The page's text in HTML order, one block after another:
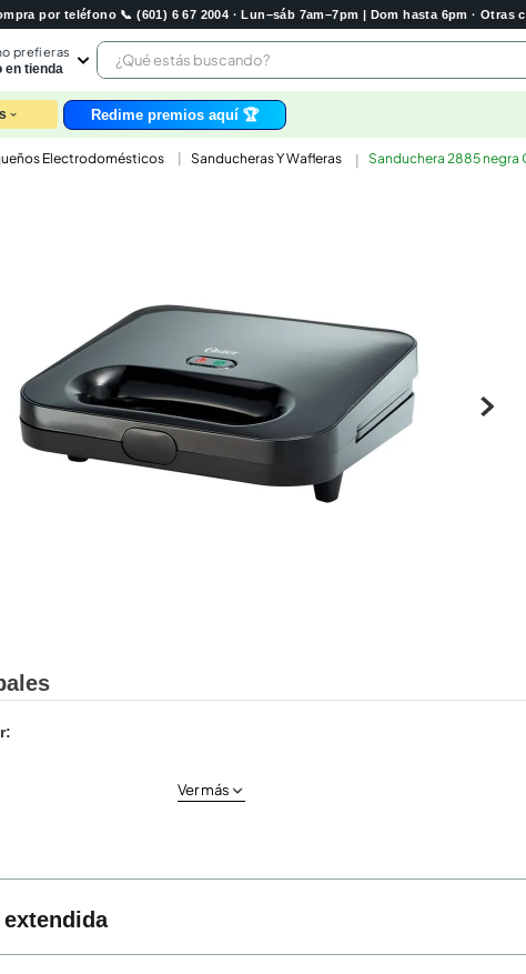
por teléfono 📞 (601) 6 67 2004 · Lun–sáb 7am–7pm | Dom hasta 6pm · Otras
prefieras
en tienda
¿Qué estás buscando?
leche
huevos
queso
carne
Redime premios aquí 🏆
Electrodomésticos Sanducheras Y Wafleras Sanduchera 2885 negra
:
Ver más